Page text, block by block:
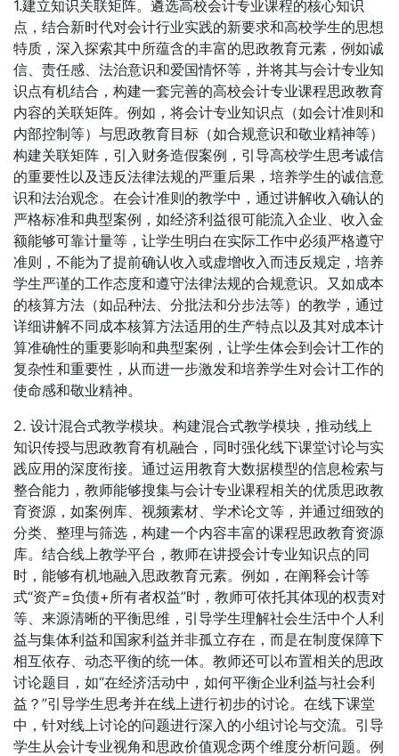
1.建立知识关联矩阵。遴选高校会计专业课程的核心知识
点，结合新时代对会计行业实践的新要求和高校学生的思想
特质，深入探索其中所蕴含的丰富的思政教育元素，例如诚
信、责任感、法治意识和爱国情怀等，并将其与会计专业知
识点有机结合，构建一套完善的高校会计专业课程思政教育
内容的关联矩阵。例如，将会计专业知识点（如会计准则和
内部控制等）与思政教育目标（如合规意识和敬业精神等）
构建关联矩阵，引入财务造假案例，引导高校学生思考诚信
的重要性以及违反法律法规的严重后果，培养学生的诚信意
识和法治观念。在会计准则的教学中，通过讲解收入确认的
严格标准和典型案例，如经济利益很可能流入企业、收入金
额能够可靠计量等，让学生明白在实际工作中必须严格遵守
准则，不能为了提前确认收入或虚增收入而违反规定，培养
学生严谨的工作态度和遵守法律法规的合规意识。又如成本
的核算方法（如品种法、分批法和分步法等）的教学，通过
详细讲解不同成本核算方法适用的生产特点以及其对成本计
算准确性的重要影响和典型案例，让学生体会到会计工作的
复杂性和重要性，从而进一步激发和培养学生对会计工作的
使命感和敬业精神。
2. 设计混合式教学模块。构建混合式教学模块，推动线上
知识传授与思政教育有机融合，同时强化线下课堂讨论与实
践应用的深度衔接。通过运用教育大数据模型的信息检索与
整合能力，教师能够搜集与会计专业课程相关的优质思政教
育资源，如案例库、视频素材、学术论文等，并通过细致的
分类、整理与筛选，构建一个内容丰富的课程思政教育资源
库。结合线上教学平台，教师在讲授会计专业知识点的同
时，能够有机地融入思政教育元素。例如，在阐释会计等
式“资产=负债+所有者权益”时，教师可依托其体现的权责对
等、来源清晰的平衡思维，引导学生理解社会生活中个人利
益与集体利益和国家利益并非孤立存在，而是在制度保障下
相互依存、动态平衡的统一体。教师还可以布置相关的思政
讨论题目，如“在经济活动中，如何平衡企业利益与社会利
益？”引导学生思考并在线上进行初步的讨论。在线下课堂
中，针对线上讨论的问题进行深入的小组讨论与交流。引导
学生从会计专业视角和思政价值观念两个维度分析问题。例